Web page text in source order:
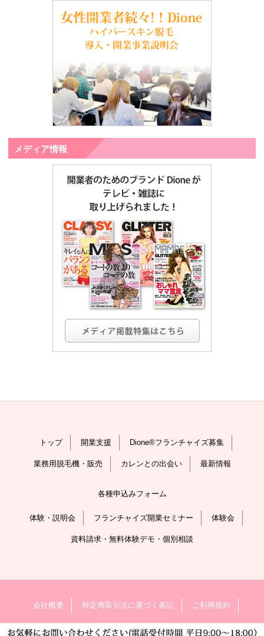
メディア情報
トップ 開業支援 Dione®フランチャイズ募集
業務用脱毛機・販売 カレンとの出会い 最新情報
各種申込みフォーム
体験・説明会 フランチャイズ開業セミナー 体験会
資料請求・無料体験デモ・個別相談
会社概要 特定商取引法に基づく表記 ご利用規約